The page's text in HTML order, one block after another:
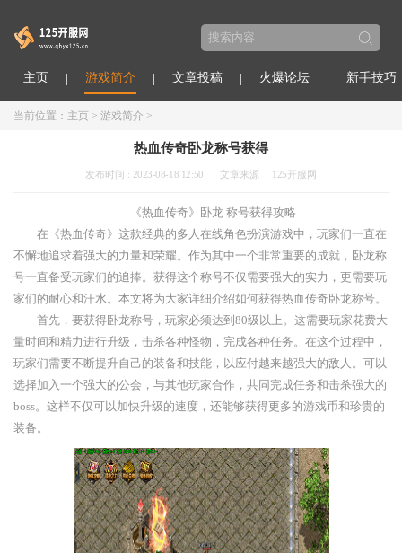
主页 游戏简介 文章投稿 火爆论坛 新手技巧
当前位置： 主页 > 游戏简介 >
热血传奇卧龙称号获得
发布时间 : 2023-08-18 12:50 文章来源 ：125开服网
《热血传奇》卧龙 称号获得攻略
在《热血传奇》这款经典的多人在线角色扮演游戏中，玩家们一直在
不懈地追求着强大的力量和荣耀。作为其中一个非常重要的成就，卧龙称
号一直备受玩家们的追捧。获得这个称号不仅需要强大的实力，更需要玩
家们的耐心和汗水。本文将为大家详细介绍如何获得热血传奇卧龙称号。
首先，要获得卧龙称号，玩家必须达到80级以上。这需要玩家花费大
量时间和精力进行升级，击杀各种怪物，完成各种任务。在这个过程中，
玩家们需要不断提升自己的装备和技能，以应付越来越强大的敌人。可以
选择加入一个强大的公会，与其他玩家合作，共同完成任务和击杀强大的
boss。这样不仅可以加快升级的速度，还能够获得更多的游戏币和珍贵的
装备。